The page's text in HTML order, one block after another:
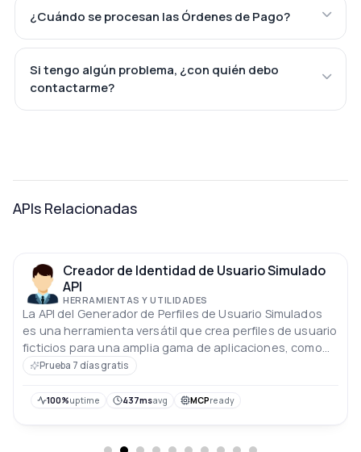
¿Cuándo se procesan las Órdenes de Pago?
Si tengo algún problema, ¿con quién debo
contactarme?
APIs Relacionadas
Creador de Identidad de Usuario Simulado
API
HERRAMIENTAS Y UTILIDADES
La API del Generador de Perfiles de Usuario Simulados
es una herramienta versátil que crea perfiles de usuario
ficticios para una amplia gama de aplicaciones, como
pruebas, diseño e investigación.
Prueba 7 días gratis
100%uptime 437msavg MCPready